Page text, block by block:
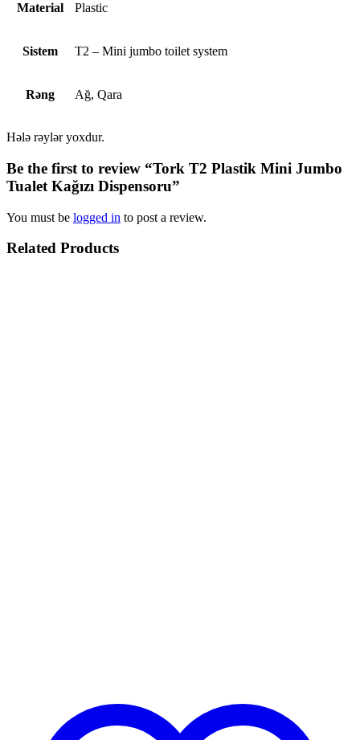
Material Plastic
Sistem T2 – Mini jumbo toilet system
Rəng Ağ, Qara
Hələ rəylər yoxdur.
Be the first to review “Tork T2 Plastik Mini Jumbo
Tualet Kağızı Dispensoru”
You must be logged in to post a review.
Related Products